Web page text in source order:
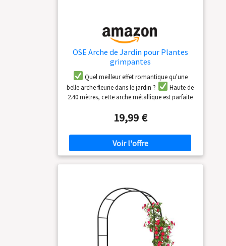
OSE Arche de Jardin pour Plantes
grimpantes
Quel meilleur effet romantique qu'une
belle arche fleurie dans le jardin ?
Haute de
2.40 mètres, cette arche métallique est parfaite
vos plants de tomates !
Pour délimiter un
avec cet arceau de jardin rapide à monter.
Avec sa belle finition en métal laqué, la
structure est solide et se fond dans n'importe
quel paysage.
19,99 €